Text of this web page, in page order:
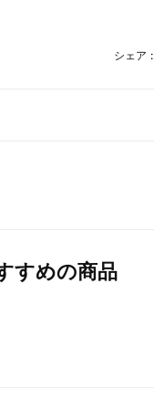
シェア
すめの商品